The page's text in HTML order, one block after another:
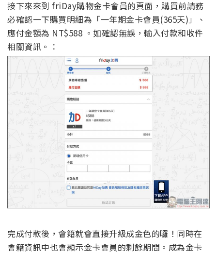
接下來來到 friDay購物金卡會員的頁面，購買前請務
必確認一下購買明細為「一年期金卡會員(365天)」、
應付金額為 NT$588 。如確認無誤，輸入付款和收件
相關資訊。：
完成付款後，會籍就會直接升級成金色的囉！同時在
會籍資訊中也會顯示金卡會員的剩餘期間。成為金卡